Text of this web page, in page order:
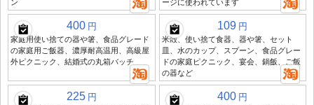
ン
ージに使われています
400 円
家庭用使い捨ての器や箸、食品グレード
の家庭用ご飯器、濃厚耐高温用、高級屋
外ピクニック、結婚式の丸箱バッチ
109 円
米殻、使い捨て食器、器や箸、セット
皿、水のカップ、スプーン、食品グレー
ドの家庭ピクニック、宴会、鍋飯、ご飯
の器など
225 円 400 円